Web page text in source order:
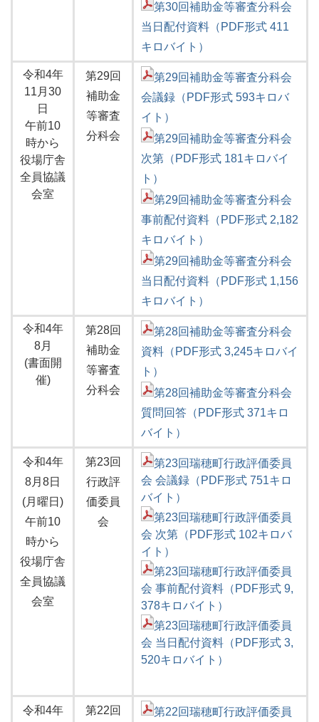
第30回補助金等審査分科会
当日配付資料（PDF形式 411
キロバイト）
令和4年
11月30
日
午前10
時から
役場庁舎
全員協議
会室
第29回
補助金
等審査
分科会
第29回補助金等審査分科会
会議録（PDF形式 593キロバ
イト）
第29回補助金等審査分科会
次第（PDF形式 181キロバイ
ト）
第29回補助金等審査分科会
事前配付資料（PDF形式 2,182
キロバイト）
第29回補助金等審査分科会
当日配付資料（PDF形式 1,156
キロバイト）
令和4年
8月
(書面開
催)
第28回
補助金
等審査
分科会
第28回補助金等審査分科会
資料（PDF形式 3,245キロバイ
ト）
第28回補助金等審査分科会
質問回答（PDF形式 371キロ
バイト）
令和4年
8月8日
(月曜日)
午前10
時から
役場庁舎
全員協議
会室
第23回
行政評
価委員
会
第23回瑞穂町行政評価委員
会 会議録（PDF形式 751キロ
バイト）
第23回瑞穂町行政評価委員
会 次第（PDF形式 102キロバ
イト）
第23回瑞穂町行政評価委員
会 事前配付資料（PDF形式 9,
378キロバイト）
第23回瑞穂町行政評価委員
会 当日配付資料（PDF形式 3,
520キロバイト）
令和4年
第22回
第22回瑞穂町行政評価委員